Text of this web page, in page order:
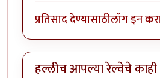
प्रतिसाद देण्यासाठीलॉग इन
हल्लीच आपल्या रेल्वेचे काही